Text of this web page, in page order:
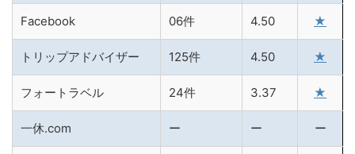
Facebook 06件 4.50 ★
トリップアドバイザー 125件 4.50 ★
フォートラベル 24件 3.37 ★
一休.com ー ー ー